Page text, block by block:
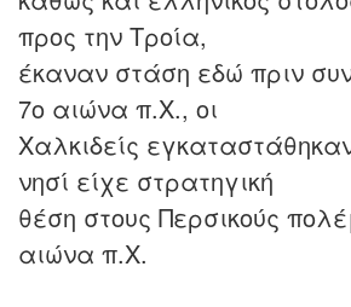
προς την Τροία,
έκαναν στάση εδώ πριν
7ο αιώνα π.Χ., οι
Χαλκιδείς
νησί είχε στρατηγική
θέση στους Περσικούς
αιώνα π.Χ.